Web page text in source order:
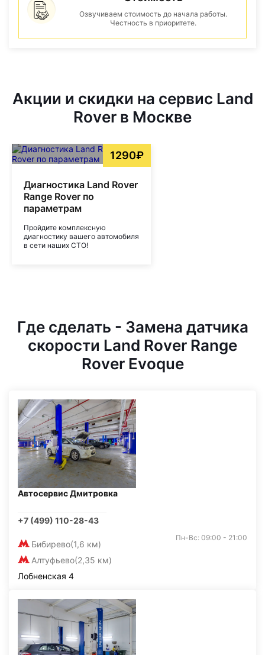
Озвучиваем стоимость до начала работы.
Честность в приоритете.
Акции и скидки на сервис Land
Rover в Москве
1290₽
Диагностика Land Rover
Range Rover по
параметрам
Пройдите комплексную
диагностику вашего автомобиля
в сети наших СТО!
Где сделать - Замена датчика
скорости Land Rover Range
Rover Evoque
Автосервис Дмитровка
+7 (499) 110-28-43
Бибирево(1,6 км)
Алтуфьево(2,35 км)
Пн-Вс: 09:00 - 21:00
Лобненская 4